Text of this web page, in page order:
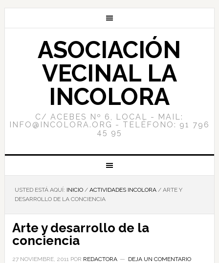
ASOCIACIÓN
VECINAL LA
INCOLORA
C/ ACEBES Nº 6, LOCAL - MAIL:
INFO@INCOLORA.ORG - TELÉFONO: 91 796
45 95
USTED ESTÁ AQUÍ: INICIO / ACTIVIDADES INCOLORA /ARTE Y
DESARROLLO DE LA CONCIENCIA
Arte y desarrollo de la
conciencia
27 NOVIEMBRE, 2011POR REDACTORA DEJA UN COMENTARIO